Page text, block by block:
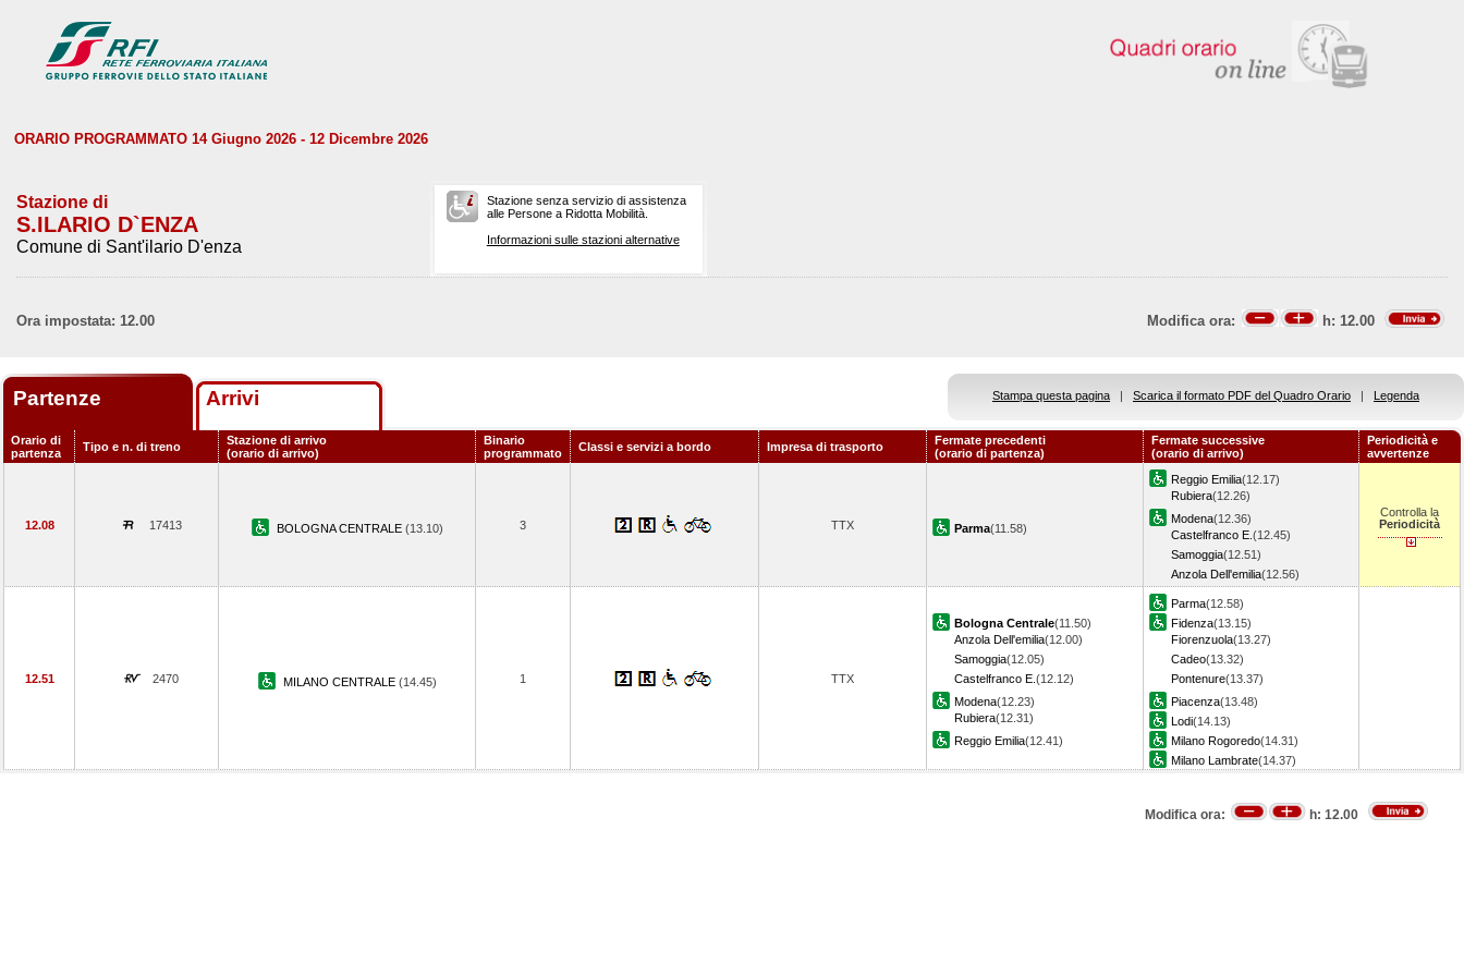
ORARIO PROGRAMMATO 14 Giugno 2026 - 12 Dicembre 2026
Stazione di
S.ILARIO D`ENZA
Comune di Sant'ilario D'enza
Stazione senza servizio di assistenza
alle Persone a Ridotta Mobilità.
Informazioni sulle stazioni alternative
Ora impostata: 12.00 Modifica ora: h: 12.00
Partenze Arrivi Stampa questa pagina | Scarica il formato PDF del Quadro Orario | Legenda
Orario di
partenza
Tipo e n. di treno
Stazione di arrivo
(orario di arrivo)
Binario
programmato
Classi e servizi a bordo Impresa di trasporto
Fermate precedenti
(orario di partenza)
Fermate successive
(orario di arrivo)
Periodicità e
avvertenze
12.08 17413 BOLOGNA CENTRALE (13.10) 3 TTX Parma(11.58)
Reggio Emilia(12.17)
Rubiera(12.26)
Modena(12.36)
Castelfranco E. (12.45)
Samoggia(12.51)
Anzola Dell'emilia(12.56)
Controlla la
Periodicità
12.51 2470 MILANO CENTRALE (14.45) 1 TTX
Bologna Centrale(11.50)
Anzola Dell'emilia(12.00)
Samoggia(12.05)
Castelfranco E. (12.12)
Modena(12.23)
Rubiera(12.31)
Reggio Emilia(12.41)
Parma(12.58)
Fidenza(13.15)
Fiorenzuola(13.27)
Cadeo(13.32)
Pontenure(13.37)
Piacenza(13.48)
Lodi(14.13)
Milano Rogoredo(14.31)
Milano Lambrate(14.37)
Modifica ora: h: 12.00